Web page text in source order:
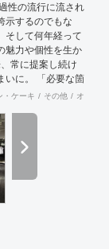
性の流行に流され
示するのでもな
そして何年経って
魅力や個性を生か
常に提案し続け
いに。 「必要な箇
らにその思いを
店をバックアッ
ドにとってまず
そこをきちんと
ます。 業務内容
・ブランディン
トータルデザイン
イン
・ケーキ その他 オフィス